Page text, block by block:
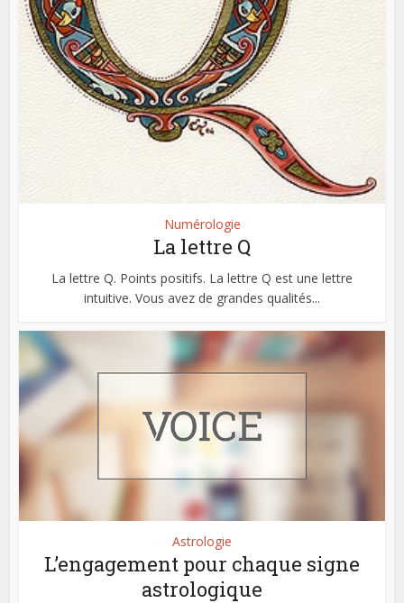
Numérologie
La lettre Q
La lettre Q. Points positifs. La lettre Q est une lettre
intuitive. Vous avez de grandes qualités...
Astrologie
L’engagement pour chaque signe
astrologique